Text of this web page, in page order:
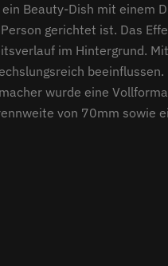
Beauty-Dish mit einem
gerichtet ist. Das
im Hintergrund.
wurde eine
von 70mm sowie